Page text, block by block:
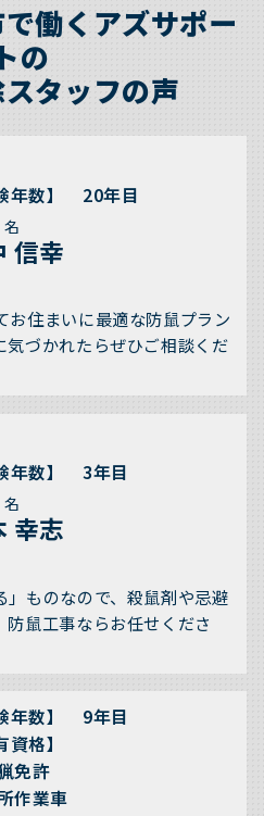
働くアズサポー
トの
タッフの声
年数】 20年目
信幸
お住まいに最適な防鼠プラン
気づかれたらぜひご相談くだ
年数】 3年目
幸志
」ものなので、殺鼠剤や忌避
鼠工事ならお任せくださ
年数】 9年目
資格】
免許
作業車